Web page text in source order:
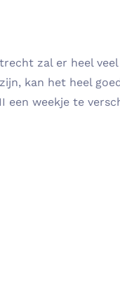
zal er heel
kan het heel
weekje te